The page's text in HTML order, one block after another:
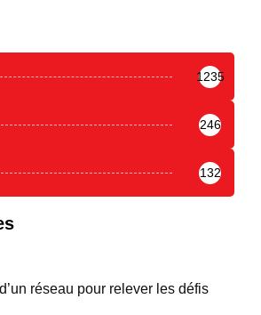
1235
246
132
réseau pour relever les défis